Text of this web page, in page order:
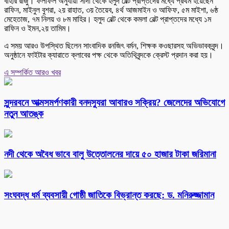
রাফিন, মাইনুল বুশরা, ২য় রাহাত, ৩য় তৈয়েব, ৪র্থ আজমাইন ও আফিফ, ৫ম মাইশা, ৬ষ্ঠ
মেহেতাজ, ৭ম নিলয় ও ৮ম মাহির। হলুদ বেল্ট থেকে কমলা বেল্ট প্রাপ্তদের মধ্যে ১ম
রাফিন ও ইমন,২য় তামিম।
এ সময় আরও উপস্থিত ছিলেন সাংবাদিক রনজিৎ বর্মন, শিক্ষক কওছারসহ অভিভাবকবৃন্দ।
অনুষ্ঠানে ফাইটার ক্যারাতে ক্লাবের পক্ষ থেকে অতিথিবৃন্দকে ক্রেস্ট প্রদান করা হয়।
এ সম্পর্কিত আরও খবর
সুন্দরবনে আত্মসমর্পণকারী বনদস্যুরা আবারও সক্রিয়? জেলেদের অভিযোগে
নতুন আতঙ্ক
নদী থেকে অবৈধ ভাবে বালু উত্তোলনের দায়ে ৫০ হাজার টাকা জরিমানা
সংঘবদ্ধ ধর্ম ব্যবসায়ী গোষ্ঠী জাতিকে বিভ্রান্ত করছে: ড. মনিরুজ্জামান